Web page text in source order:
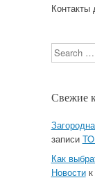
Контакты
Search
Свежие
записи
Как
Новостик